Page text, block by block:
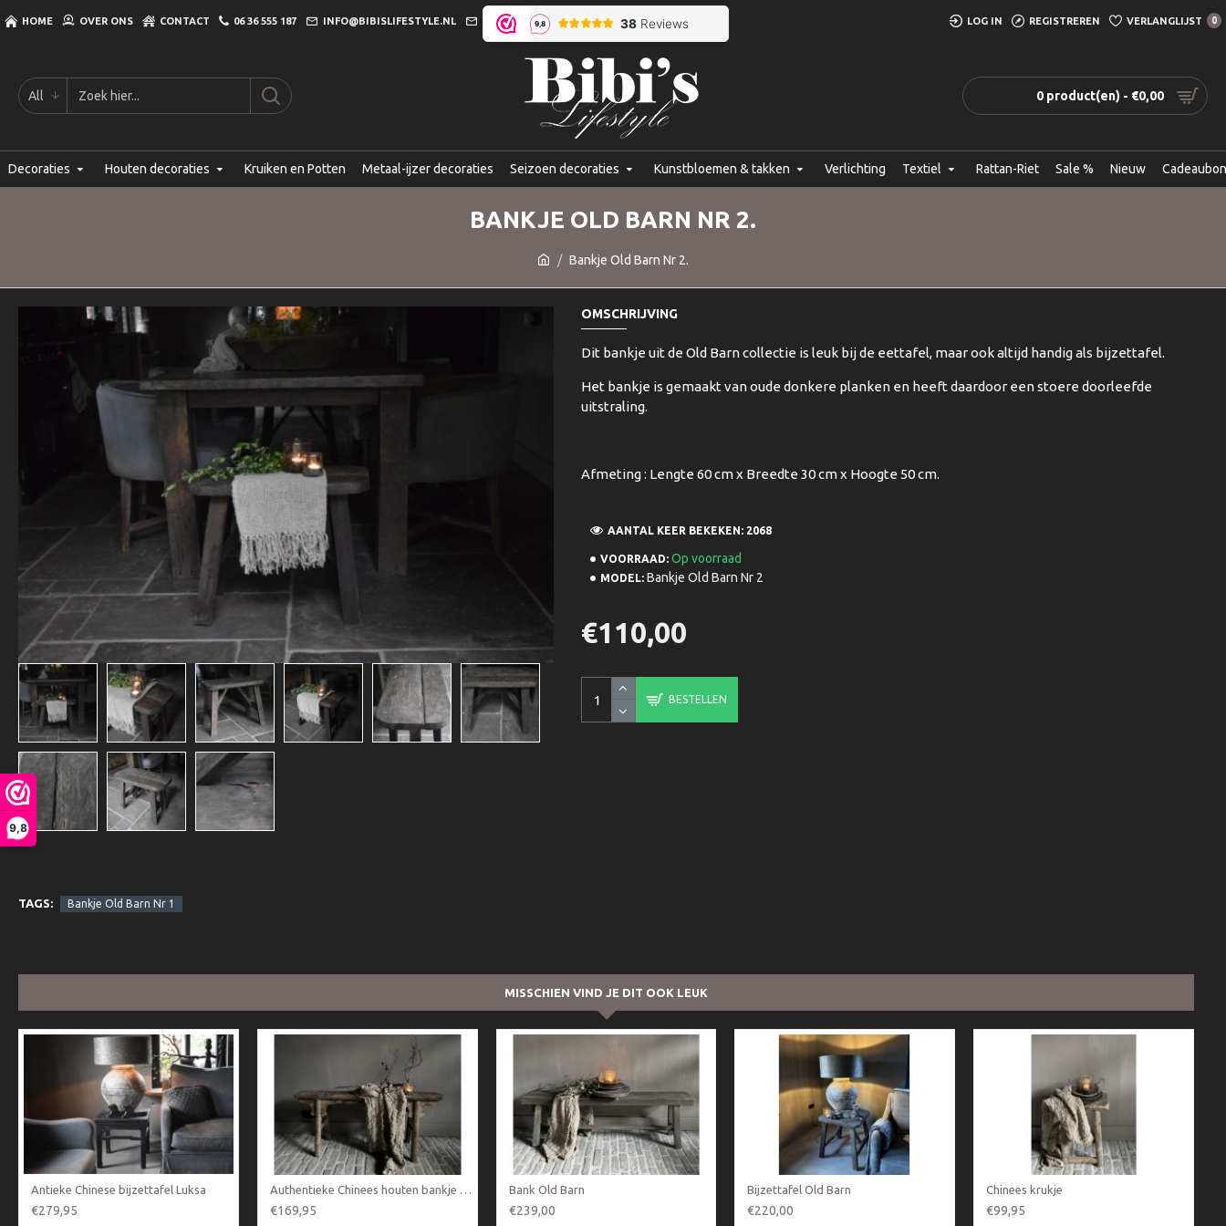
9,8
HOME OVER ONS CONTACT 06 36 555 187 INFO@BIBISLIFESTYLE.NL LOG IN REGISTREREN VERLANGLIJST 0
All 0 product(en) - €0,00
Decoraties Houten decoraties Kruiken en Potten Metaal-ijzer decoraties Seizoen decoraties Kunstbloemen & takken Verlichting Textiel Rattan-Riet Sale % Nieuw Cadeaubon
Bankje Old Barn Nr 2.
BANKJE OLD BARN NR 2.
OMSCHRIJVING
Dit bankje uit de Old Barn collectie is leuk bij de eettafel, maar ook altijd handig als bijzettafel.
Het bankje is gemaakt van oude donkere planken en heeft daardoor een stoere doorleefde
uitstraling.
Afmeting : Lengte 60 cm x Breedte 30 cm x Hoogte 50 cm.
VOORRAAD: Op voorraad
MODEL: Bankje Old Barn Nr 2
AANTAL KEER BEKEKEN: 2068
€110,00
BESTELLEN
TAGS: Bankje Old Barn Nr 1
MISSCHIEN VIND JE DIT OOK LEUK
Antieke Chinese bijzettafel Luksa
€279,95
Authentieke Chinees houten bankje Nr 1
€169,95
Bank Old Barn
€239,00
Bijzettafel Old Barn
€220,00
Chinees krukje
€99,95